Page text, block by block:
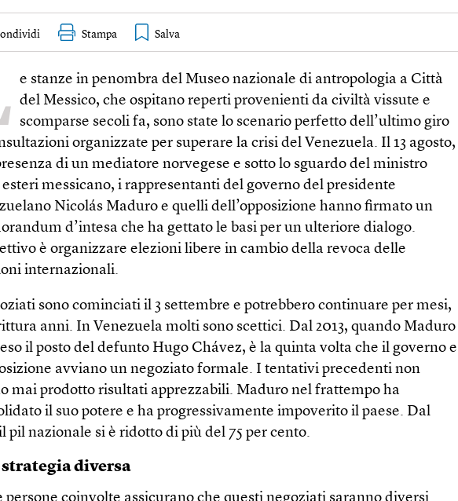
Stampa
e stanze in penombra del Museo nazionale di antropologia a Città
del Messico, che ospitano reperti provenienti da civiltà vissute e
scomparse secoli fa, sono state lo scenario perfetto dell’ultimo giro
organizzate per superare la crisi del Venezuela. Il 13 agosto,
di un mediatore norvegese e sotto lo sguardo del ministro
messicano, i rappresentanti del governo del presidente
Nicolás Maduro e quelli dell’opposizione hanno firmato un
d’intesa che ha gettato le basi per un ulteriore dialogo.
è organizzare elezioni libere in cambio della revoca delle
internazionali.
sono cominciati il 3 settembre e potrebbero continuare per mesi,
anni. In Venezuela molti sono scettici. Dal 2013, quando Maduro
il posto del defunto Hugo Chávez, è la quinta volta che il governo e
avviano un negoziato formale. I tentativi precedenti non
mai prodotto risultati apprezzabili. Maduro nel frattempo ha
il suo potere e ha progressivamente impoverito il paese. Dal
pil nazionale si è ridotto di più del 75 per cento.
strategia diversa